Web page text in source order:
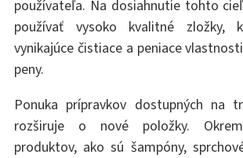
používateľa. Na dosiahnutie tohto
používať vysoko kvalitné zložky,
vynikajúce čistiace a peniace
peny.
Ponuka prípravkov dostupných na
rozširuje o nové položky.
produktov, ako sú šampóny,